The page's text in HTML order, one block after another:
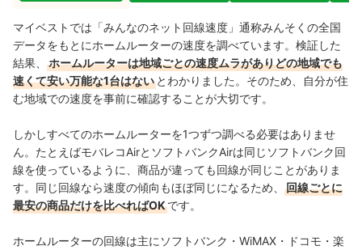
マイベストでは「みんなのネット回線速度」通称みんそくの全国
データをもとにホームルーターの速度を調べています。検証した
結果、
ホームルーターは地域ごとの速度ムラがありどの地域でも
速くて安い万能な1台はない とわかりました。そのため、自分が住
む地域での速度を事前に確認することが大切です。
しかしすべてのホームルーターを1つずつ調べる必要はありませ
ん。たとえばモバレコAirとソフトバンクAirは同じソフトバンク回
線を使っているように、商品が違っても回線が同じことがありま
す。同じ回線なら速度の傾向もほぼ同じになるため、
回線ごとに
最安の商品だけを比べればOKです。
ホームルーターの回線は主にソフトバンク・WiMAX・ドコモ・楽